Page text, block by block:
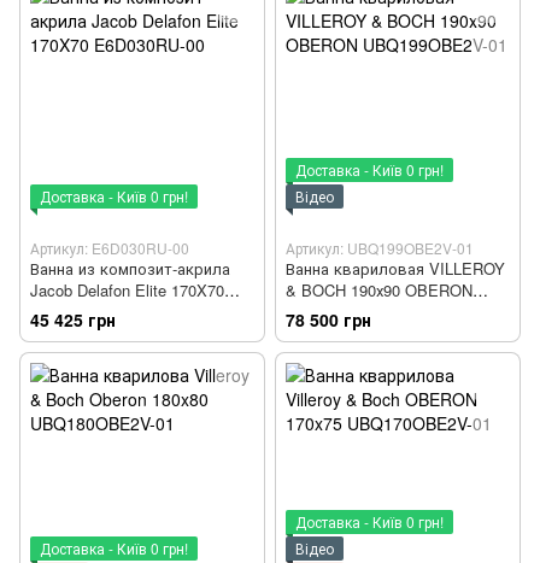
Доставка - Київ 0 грн!
Артикул: E6D030RU-00
Ванна из композит-акрила
Jacob Delafon Elite 170X70
E6D030RU-00
45 425 грн
Доставка - Київ 0 грн!
Відео
Артикул: UBQ199OBE2V-01
Ванна квариловая VILLEROY
& BOCH 190х90 OBERON
UBQ199OBE2V-01
78 500 грн
Доставка - Київ 0 грн!
Доставка - Київ 0 грн!
Відео